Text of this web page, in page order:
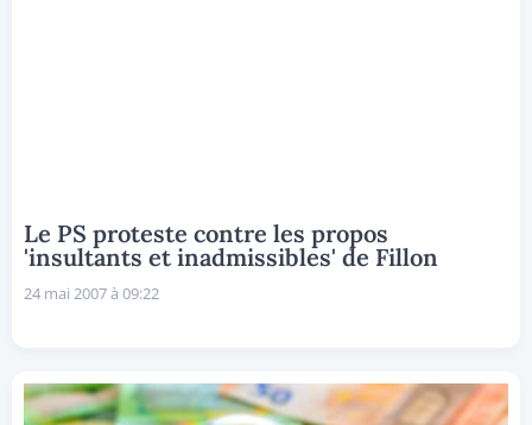
Le PS proteste contre les propos
'insultants et inadmissibles' de Fillon
24 mai 2007 à 09:22